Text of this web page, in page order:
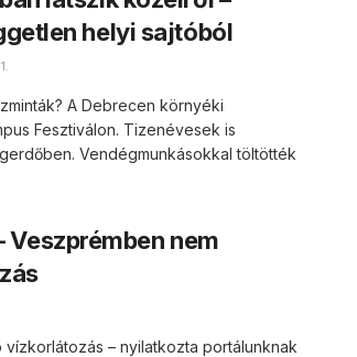
helyi sajtóból
A Debrecen környéki
Fesztiválon. Tizenévesek is
Vendégmunkásokkal töltötték
Veszprémben nem
– nyilatkozta portálunknak